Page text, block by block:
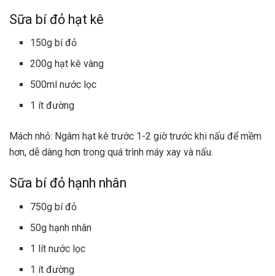
Sữa bí đỏ hạt kê
150g bí đỏ
200g hạt kê vàng
500ml nước lọc
1 ít đường
Mách nhỏ: Ngâm hạt kê trước 1-2 giờ trước khi nấu để mềm
hơn, dễ dàng hơn trong quá trình máy xay và nấu.
Sữa bí đỏ hạnh nhân
750g bí đỏ
50g hạnh nhân
1 lít nước lọc
1 ít đường